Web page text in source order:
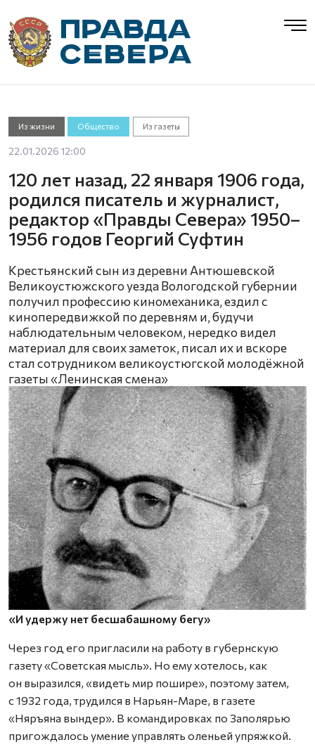
Из жизни Общество Из газеты
22.01.2026 12:00
120 лет назад, 22 января 1906 года,
родился писатель и журналист,
редактор «Правды Севера» 1950–
1956 годов Георгий Суфтин
Крестьянский сын из деревни Антюшевской
Великоустюжского уезда Вологодской губернии
получил профессию киномеханика, ездил с
кинопередвижкой по деревням и, будучи
наблюдательным человеком, нередко видел
материал для своих заметок, писал их и вскоре
стал сотрудником великоустюгской молодёжной
газеты «Ленинская смена»
«И удержу нет бесшабашному бегу»
Через год его пригласили на работу в губернскую
газету «Советская мысль». Но ему хотелось, как
он выразился, «видеть мир пошире», поэтому затем,
с 1932 года, трудился в Нарьян-Маре, в газете
«Няръяна вындер». В командировках по Заполярью
пригождалось умение управлять оленьей упряжкой.